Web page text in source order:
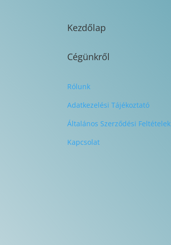
Kezdőlap
Cégünkről
Rólunk
Adatkezelési Tájékoztató
Általános Szerződési Feltételek
Kapcsolat